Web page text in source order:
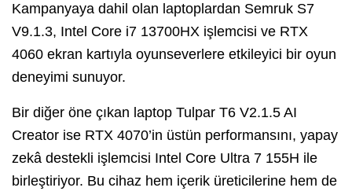
Kampanyaya dahil olan laptoplardan Semruk S7
V9.1.3, Intel Core i7 13700HX işlemcisi ve RTX
4060 ekran kartıyla oyunseverlere etkileyici bir oyun
deneyimi sunuyor.
Bir diğer öne çıkan laptop Tulpar T6 V2.1.5 AI
Creator ise RTX 4070’in üstün performansını, yapay
zekâ destekli işlemcisi Intel Core Ultra 7 155H ile
birleştiriyor. Bu cihaz hem içerik üreticilerine hem de